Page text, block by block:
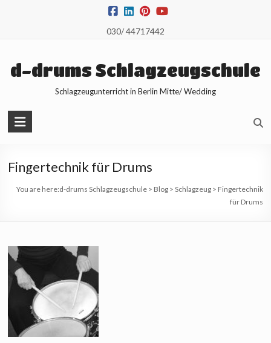
030/ 44717442
d-drums Schlagzeugschule
Schlagzeugunterricht in Berlin Mitte/ Wedding
Fingertechnik für Drums
You are here:d-drums Schlagzeugschule> Blog> Schlagzeug> Fingertechnik
für Drums